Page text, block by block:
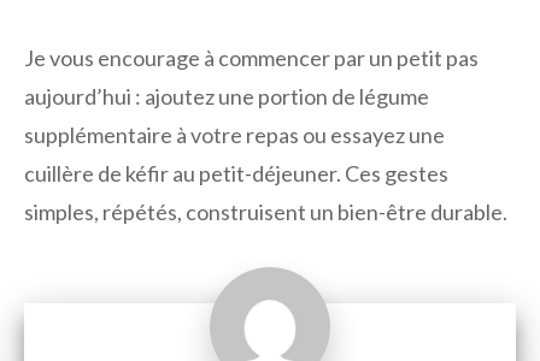
Je vous encourage à commencer par un petit pas
aujourd’hui : ajoutez une portion de légume
supplémentaire à votre repas ou essayez une
cuillère de kéfir au petit-déjeuner. Ces gestes
simples, répétés, construisent un bien-être durable.